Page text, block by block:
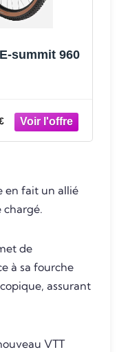
summit 960
en fait un allié
chargé.
de
à sa fourche
assurant
VTT